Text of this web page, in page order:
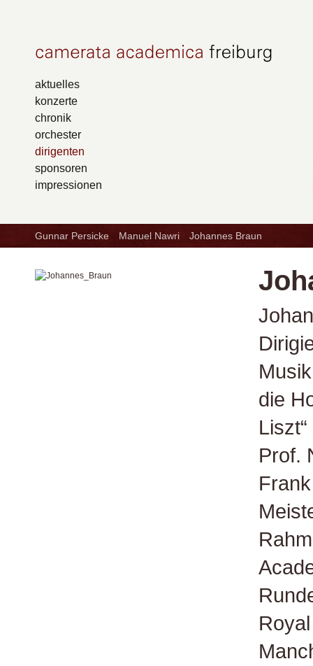
aktuelles
konzerte
chronik
orchester
dirigenten
sponsoren
impressionen
Gunnar Persicke Manuel Nawri Johannes Braun
die
Prof.